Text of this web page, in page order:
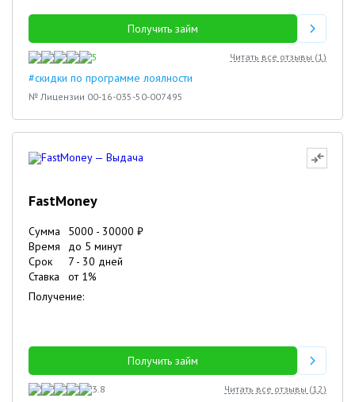
Получить займ
5 Читать все отзывы (1)
#скидки по программе лоялности
№ Лицензии 00-16-035-50-007495
FastMoney
Сумма 5000 - 30000 ₽
Время
до 5 минут
Срок
7 - 30 дней
Ставка
от 1%
Получение:
Получить займ
3.8 Читать все отзывы (12)